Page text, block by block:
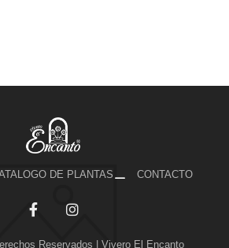
DE PLANTAS CONTACTO
Reservados | Vivero El Encanto